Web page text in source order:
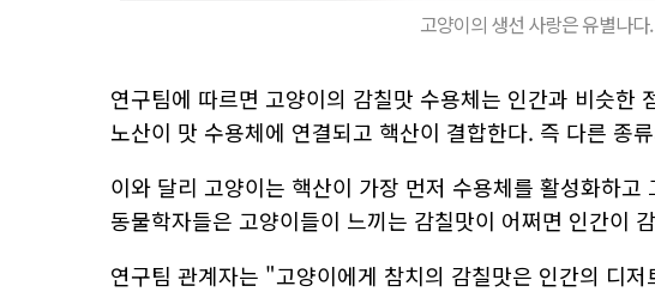
고양이의 생선 사랑은 유별나
연구팀에 따르면 고양이의 감칠맛 수용체는 인간과 비슷한
노산이 맛 수용체에 연결되고 핵산이 결합한다. 즉 다른 종
이와 달리 고양이는 핵산이 가장 먼저 수용체를 활성화하
동물학자들은 고양이들이 느끼는 감칠맛이 어쩌면 인간이
연구팀 관계자는 "고양이에게 참치의 감칠맛은 인간의 디